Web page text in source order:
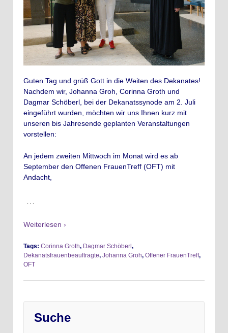
Guten Tag und grüß Gott in die Weiten des Dekanates!
Nachdem wir, Johanna Groh, Corinna Groth und
Dagmar Schöberl, bei der Dekanatssynode am 2. Juli
eingeführt wurden, möchten wir uns Ihnen kurz mit
unseren bis Jahresende geplanten Veranstaltungen
vorstellen:
An jedem zweiten Mittwoch im Monat wird es ab
September den Offenen FrauenTreff (OFT) mit
Andacht,
…
Weiterlesen ›
Tags: Corinna Groth, Dagmar Schöberl,
Dekanatsfrauenbeauftragte, Johanna Groh, Offener FrauenTreff,
OFT
Suche